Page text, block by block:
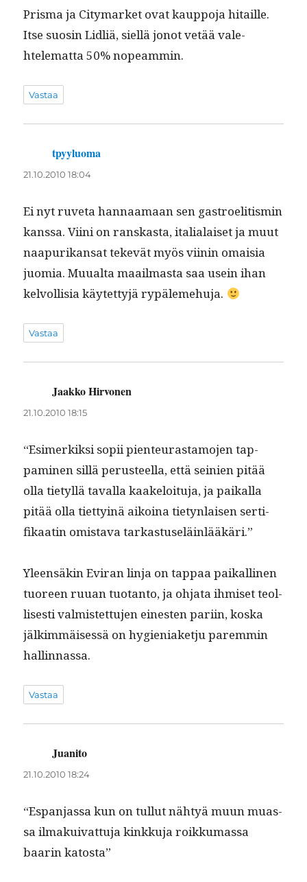
Pris­ma ja City­mar­ket ovat kaup­po­ja hitaille.
Itse suosin Lidliä, siel­lä jonot vetää vale­
htelemat­ta 50% nopeammin.
Vastaa
tpyyluoma
21.10.2010 18:04
Ei nyt ruve­ta han­naa­maan sen gas­troelit­ismin
kanssa. Vii­ni on ran­skas­ta, ital­ialaiset ja muut
naa­purikansat tekevät myös viinin omaisia
juo­mia. Muual­ta maail­mas­ta saa usein ihan
kelvol­lisia käytet­tyjä rypälemehuja.
Vastaa
Jaakko Hirvonen
21.10.2010 18:15
“Esimerkik­si sopii pien­teuras­ta­mo­jen tap­
pami­nen sil­lä perus­teel­la, että seinien pitää
olla tietyl­lä taval­la kaakeloitu­ja, ja paikalla
pitää olla tiet­ty­inä aikoina tietyn­laisen ser­ti­
fikaatin omis­ta­va tarkastuseläinlääkäri.”
Yleen­säkin Evi­ran lin­ja on tap­paa paikalli­nen
tuoreen ruuan tuotan­to, ja ohja­ta ihmiset teol­
lis­es­ti valmis­tet­tu­jen einesten pari­in, kos­ka
jälkim­mäisessä on hygien­i­aketju parem­min
hallinnassa.
Vastaa
Juanito
21.10.2010 18:24
“Espan­jas­sa kun on tul­lut nähtyä muun muas­
sa ilmakui­v­at­tu­ja kinkku­ja roikku­mas­sa
baarin katosta”